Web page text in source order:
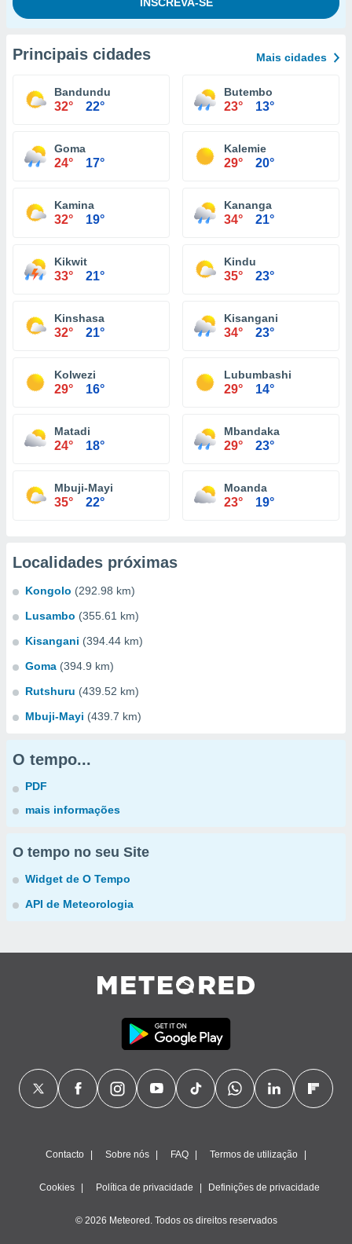
Principais cidades Mais cidades
Bandundu
32° 22°
Butembo
23° 13°
Goma
24° 17°
Kalemie
29° 20°
Kamina
32° 19°
Kananga
34° 21°
Kikwit
33° 21°
Kindu
35° 23°
Kinshasa
32° 21°
Kisangani
34° 23°
Kolwezi
29° 16°
Lubumbashi
29° 14°
Matadi
24° 18°
Mbandaka
29° 23°
Mbuji-Mayi
35° 22°
Moanda
23° 19°
Localidades próximas
Kongolo (292.98 km)
Lusambo (355.61 km)
Kisangani (394.44 km)
Goma (394.9 km)
Rutshuru (439.52 km)
Mbuji-Mayi (439.7 km)
O tempo...
PDF
mais informações
O tempo no seu Site
Widget de O Tempo
API de Meteorologia
Contacto Sobre nós FAQ Termos de utilização
Cookies Política de privacidade Definições de privacidade
© 2026 Meteored. Todos os direitos reservados